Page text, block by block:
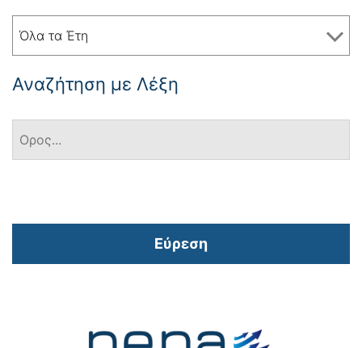
Όλα τα Έτη
Αναζήτηση με Λέξη
Εύρεση